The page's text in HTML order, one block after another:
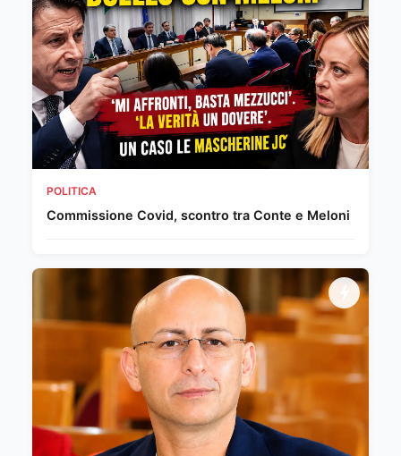
POLITICA
Commissione Covid, scontro tra Conte e Meloni